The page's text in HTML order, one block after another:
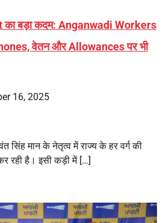
बड़ा कदम: Anganwadi Workers
वेतन और Allowances पर भी
16, 2025
सिंह मान के नेतृत्व में राज्य के हर वर्ग की
रही है। इसी कड़ी में […]